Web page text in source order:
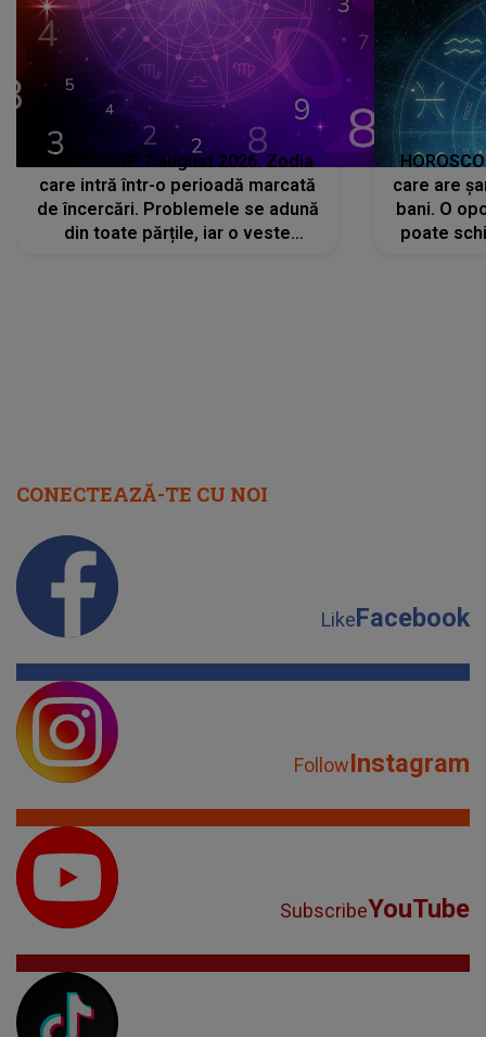
HOROSCOP 7 august 2026. Zodia
care intră într-o perioadă marcată
de încercări. Problemele se adună
din toate părțile, iar o veste
care are
bani. O
poate
CONECTEAZĂ-TE CU NOI
LikeFacebook
FollowInstagram
SubscribeYouTube